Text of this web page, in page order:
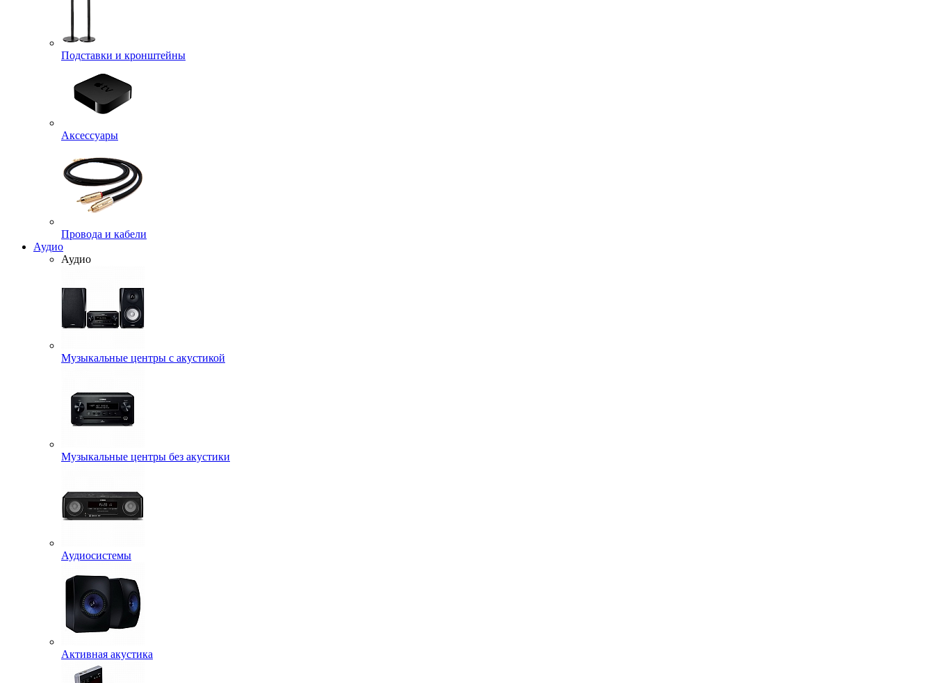
Подставки и кронштейны
Аксессуары
Провода и кабели
Аудио
Аудио
Музыкальные центры с акустикой
Музыкальные центры без акустики
Аудиосистемы
Активная акустика